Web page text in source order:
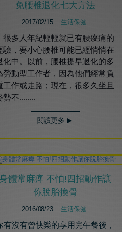
免腰椎退化七大方法
2017/02/15 生活保健
很多人年紀輕輕就已有腰痠痛的
驗，要小心腰椎可能已經悄悄在
化中。以前，腰椎提早退化的多
勞動型工作者，因為他們經常負
工作或走路；現在，很多久坐且
勢不........
閱讀更多
身體常麻痺 不怕!四招動作讓
你脫胎換骨
2016/08/23 生活保健
有沒有曾快樂的享用完午餐後，